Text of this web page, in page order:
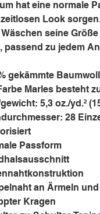
hat eine normale
Look
Wäschen seine
passend zu jedem
gekämmte
Marles besteht
5,3 oz./yd.²
28
Passform
an Ärmeln
Kragen